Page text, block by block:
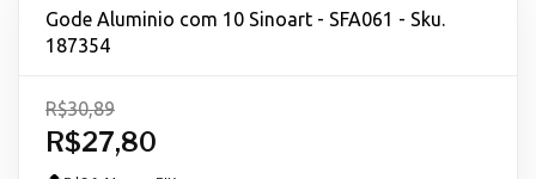
Gode Aluminio com 10 Sinoart - SFA061 - Sku.
187354
R$27,80
R$30,89